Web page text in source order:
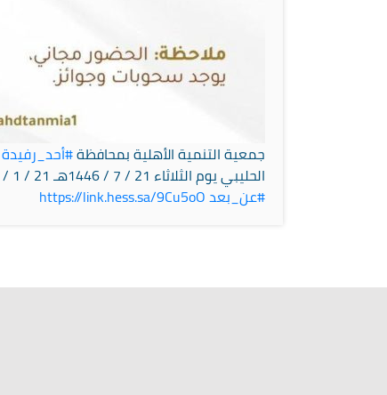
جمعية التنمية الأهلية بمحافظة#أحد_رفيدة
الحليبي يوم الثلاثاء 21 / 7 / 1446هـ 21 / 1 / 2025م من الساعة 04:00 – 05:00 عصرًا إن شاء الله تعالى رابط الحضور
#عن_بعد
https://link.hess.sa/9Cu5oO